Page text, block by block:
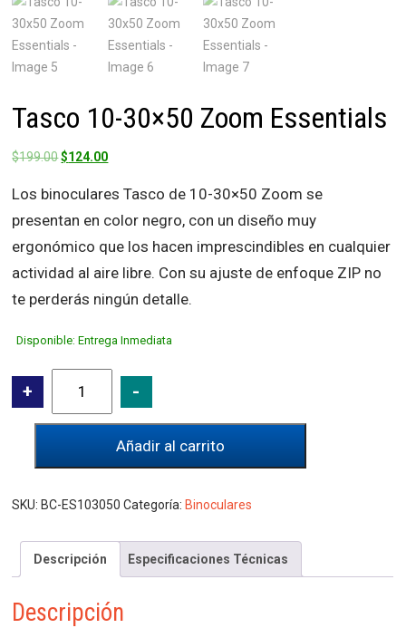
Tasco 10-30×50 Zoom Essentials
$199.00Original
was:
$199.00.
$124.00Current
is:
$124.00.
Los binoculares Tasco de 10-30×50 Zoom se
presentan en color negro, con un diseño muy
ergonómico que los hacen imprescindibles en cualquier
actividad al aire libre. Con su ajuste de enfoque ZIP no
te perderás ningún detalle.
Disponible: Entrega Inmediata
+
30x50
Essentials
-
Añadir al carrito
SKU: BC-ES103050 Categoría: Binoculares
Descripción Especificaciones Técnicas
Descripción